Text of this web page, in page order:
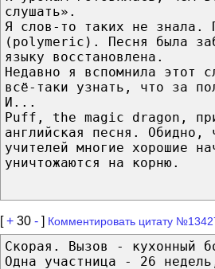
слушать».
Я слов-то таких не знала.
(polymeric). Песня была
языку восстановлена.
Недавно я вспомнила этот
всё-таки узнать, что за
И...
Puff, the magic dragon,
английская песня. Обидно,
учителей многие хорошие
уничтожаются на корню.
[+ 30 - ] Комментировать цитату
Скорая. Вызов - кухонный
Одна участница - 26